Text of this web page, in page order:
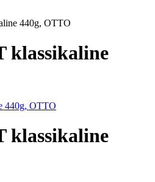
440g, OTTO
klassikaline
klassikaline